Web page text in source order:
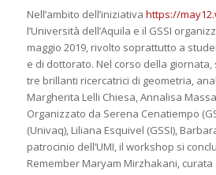
Nell’ambito dell’iniziativa https://
l’Università dell’Aquila e il GSSI
maggio 2019, rivolto soprattutto a
e di dottorato. Nel corso della
tre brillanti ricercatrici di geometria,
Margherita Lelli Chiesa, Annalisa
Organizzato da Serena Cenatiempo
(Univaq), Liliana Esquivel (GSSI),
patrocinio dell’UMI, il workshop si
Remember Maryam Mirzhakani, curata